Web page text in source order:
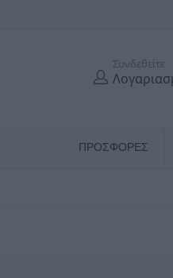
Συνδεθείτε
ΠΡΟΣΦΟΡΕΣ